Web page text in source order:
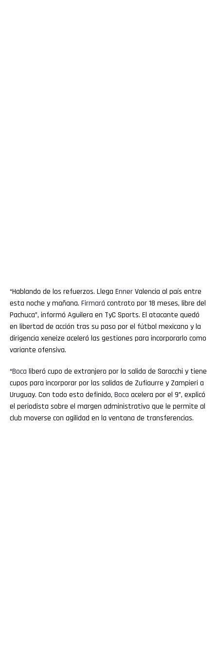
“Hablando de los refuerzos. Llega EnnerValencia al país entre
esta noche y mañana. Firmará contrato por 18 meses, libre del
Pachuca”, informó Aguilera en TyC Sports. El atacante quedó
en libertad de acción tras su paso por el fútbol mexicano y la
dirigencia xeneize aceleró las gestiones para incorporarlo como
variante ofensiva.
“Boca liberó cupo de extranjero por la salida de Saracchi y tiene
cupos para incorporar por las salidas de Zufiaurre y Zampieri a
Uruguay. Con todo esto definido, Boca acelera por el 9”, explicó
el periodista sobre el margen administrativo que le permite al
club moverse con agilidad en la ventana de transferencias.